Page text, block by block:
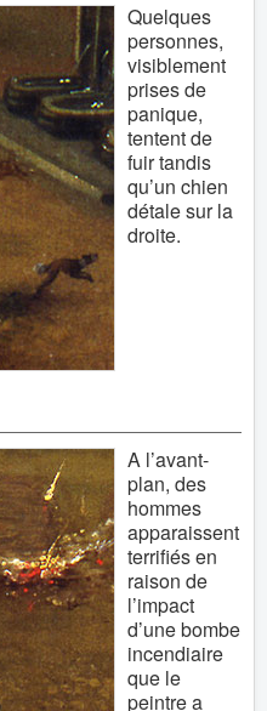
Quelques
personnes,
visiblement
prises de
panique,
tentent de
fuir tandis
qu’un chien
détale sur la
droite.
A l’avant-
plan, des
hommes
apparaissent
terrifiés en
raison de
l’impact
d’une bombe
incendiaire
que le
peintre a